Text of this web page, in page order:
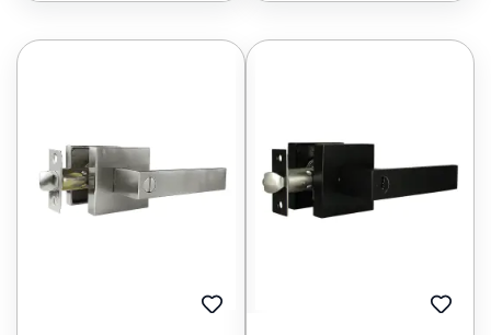
AGREGAR